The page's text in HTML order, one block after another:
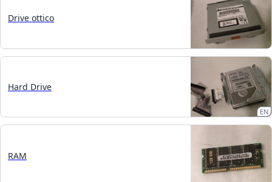
Drive ottico
Hard Drive
EN
RAM